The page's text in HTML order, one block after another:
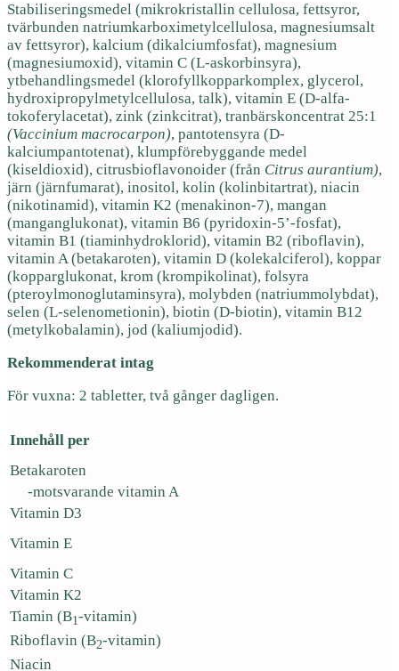
Stabiliseringsmedel (mikrokristallin cellulosa, fettsyror,
tvärbunden natriumkarboximetylcellulosa, magnesiumsalt
av fettsyror), kalcium (dikalciumfosfat), magnesium
(magnesiumoxid), vitamin C (L-askorbinsyra),
ytbehandlingsmedel (klorofyllkopparkomplex, glycerol,
hydroxipropylmetylcellulosa, talk), vitamin E (D-alfa-
tokoferylacetat), zink (zinkcitrat), tranbärskoncentrat 25:1
(Vaccinium macrocarpon), pantotensyra (D-
kalciumpantotenat), klumpförebyggande medel
(kiseldioxid), citrusbioflavonoider (från Citrus aurantium),
järn (järnfumarat), inositol, kolin (kolinbitartrat), niacin
(nikotinamid), vitamin K2 (menakinon-7), mangan
(manganglukonat), vitamin B6 (pyridoxin-5’-fosfat),
vitamin B1 (tiaminhydroklorid), vitamin B2 (riboflavin),
vitamin A (betakaroten), vitamin D (kolekalciferol), koppar
(kopparglukonat, krom (krompikolinat), folsyra
(pteroylmonoglutaminsyra), molybden (natriummolybdat),
selen (L-selenometionin), biotin (D-biotin), vitamin B12
(metylkobalamin), jod (kaliumjodid).
Rekommenderat intag
För vuxna: 2 tabletter, två gånger dagligen.
Innehåll per
Betakaroten
-motsvarande vitamin A
Vitamin D3
Vitamin E
Vitamin C
Vitamin K2
Tiamin (B1 -vitamin)
Riboflavin (B2-vitamin)
Niacin